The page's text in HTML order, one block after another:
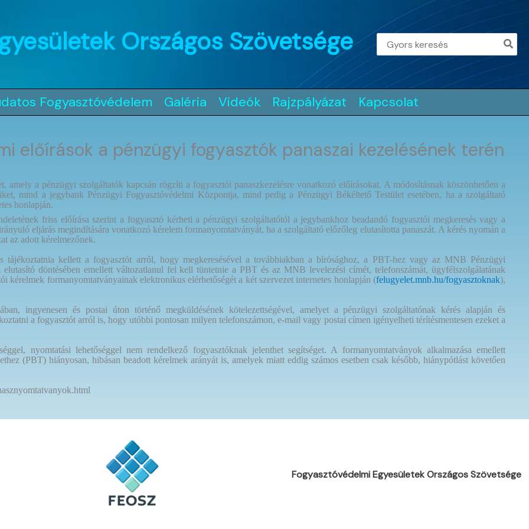
Országos Szövetsége
Search
for:
Fogyasztóvédelem Galéria Videók Rajzpályázat Kapcsolat
előírások a pénzügyi fogyasztók panaszai kezelésének terén
amely a pénzügyi szolgáltatók kapcsán rögzíti a fogyasztói panaszkezelésre vonatkozó előírásokat. A módosításnak köszönhetően a
mind a jegybank Pénzügyi Fogyasztóvédelmi Központja, mind pedig a Pénzügyi Békéltető Testület esetében, ha a szolgáltató
honlapján.
friss előírása szerint a fogyasztó kérheti a pénzügyi szolgáltatótól a jegybankhoz beadandó fogyasztói megkeresés vagy a
eljárás megindítására vonatkozó kérelem formanyomtatványát, ha a szolgáltató előzőleg elutasította panaszát. A kérés nyomán a
az adott kérelmezőnek.
tájékoztatnia kellett a fogyasztót arról, hogy megkeresésével a továbbiakban a bírósághoz, a PBT-hez vagy az MNB Pénzügyi
döntésében emellett változatlanul fel kell tüntetnie a PBT és az MNB levelezési címét, telefonszámát, ügyfélszolgálatának
kérelmek formanyomtatványainak elektronikus elérhetőségét a két szervezet internetes honlapján (felugyelet.mnb.hu/fogyasztoknak),
ingyenesen és postai úton történő megküldésének kötelezettségével, amelyet a pénzügyi szolgáltatónak kérés alapján és
a fogyasztót arról is, hogy utóbbi pontosan milyen telefonszámon, e-mail vagy postai címen igényelheti térítésmentesen ezeket a
nyomtatási lehetőséggel nem rendelkező fogyasztóknak jelenthet segítséget. A formanyomtatványok alkalmazása emellett
(PBT) hiányosan, hibásan beadott kérelmek arányát is, amelyek miatt eddig számos esetben csak később, hiánypótlást követően
Fogyasztóvédelmi Egyesületek Országos Szövetsége